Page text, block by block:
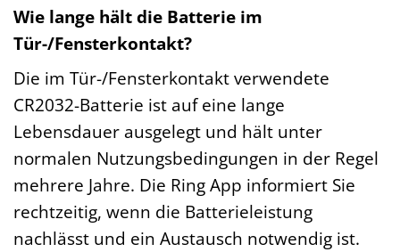
Wie lange hält die Batterie im
Tür-/Fensterkontakt?
Die im Tür-/Fensterkontakt verwendete
CR2032-Batterie ist auf eine lange
Lebensdauer ausgelegt und hält unter
normalen Nutzungsbedingungen in der Regel
mehrere Jahre. Die Ring App informiert Sie
rechtzeitig, wenn die Batterieleistung
nachlässt und ein Austausch notwendig ist.